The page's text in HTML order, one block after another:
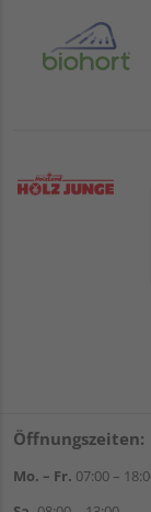
Öffnungszeiten:
Mo. – Fr. 07:00 –